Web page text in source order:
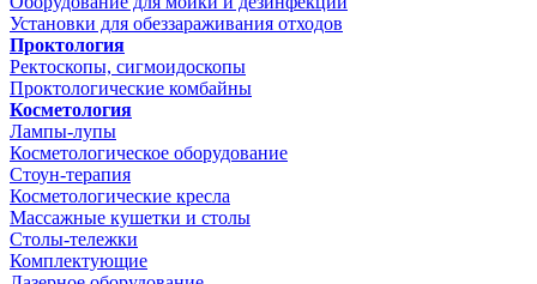
Установки для обеззараживания отходов
Проктология
Ректоскопы, сигмоидоскопы
Проктологические комбайны
Косметология
Лампы-лупы
Косметологическое оборудование
Стоун-терапия
Косметологические кресла
Массажные кушетки и столы
Столы-тележки
Комплектующие